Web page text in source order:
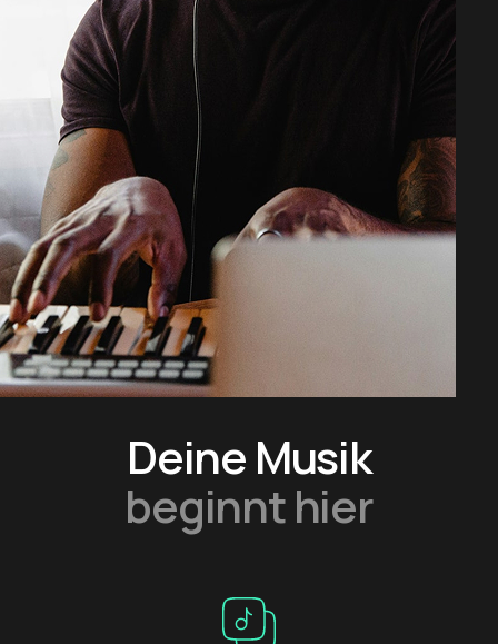
Deine Musik
beginnt hier